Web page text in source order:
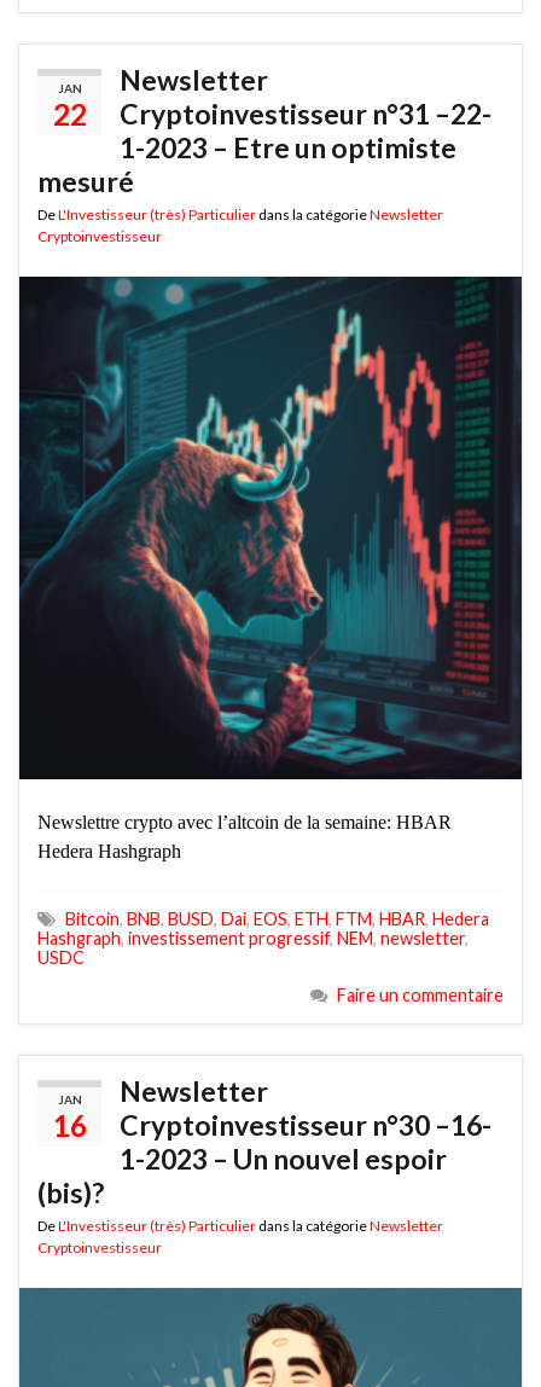
JAN
22
Newsletter
Cryptoinvestisseur n°31 –22-
1-2023 – Etre un optimiste
mesuré
DeL'Investisseur (très) Particulier dans la catégorieNewsletter
Cryptoinvestisseur
Newslettre crypto avec l’altcoin de la semaine: HBAR
Hedera Hashgraph
Bitcoin, BNB, BUSD, Dai, EOS, ETH, FTM, HBAR, Hedera
Hashgraph, investissement progressif, NEM, newsletter,
USDC
Faire un commentaire
JAN
16
Newsletter
Cryptoinvestisseur n°30 –16-
1-2023 – Un nouvel espoir
(bis)?
DeL'Investisseur (très) Particulier dans la catégorieNewsletter
Cryptoinvestisseur